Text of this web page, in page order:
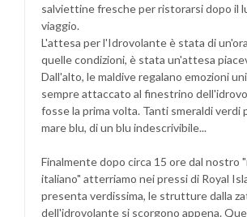
salviettine fresche per ristorarsi dopo il
viaggio.
L'attesa per l'Idrovolante è stata di
quelle condizioni, è stata un'attesa
Dall'alto, le maldive regalano emozioni
sempre attaccato al finestrino
fosse la prima volta. Tanti smeraldi verdi
mare blu, di un blu indescrivibile...
Finalmente dopo circa 15 ore dal nostro
italiano" atterriamo nei pressi di Royal
presenta verdissima, le strutture dalla
dell'idrovolante si scorgono appena.